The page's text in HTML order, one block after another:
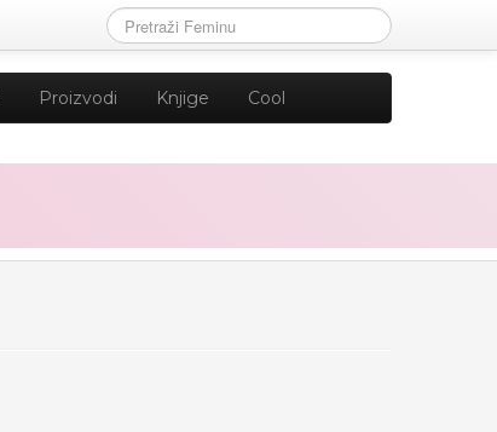
Proizvodi Knjige Cool